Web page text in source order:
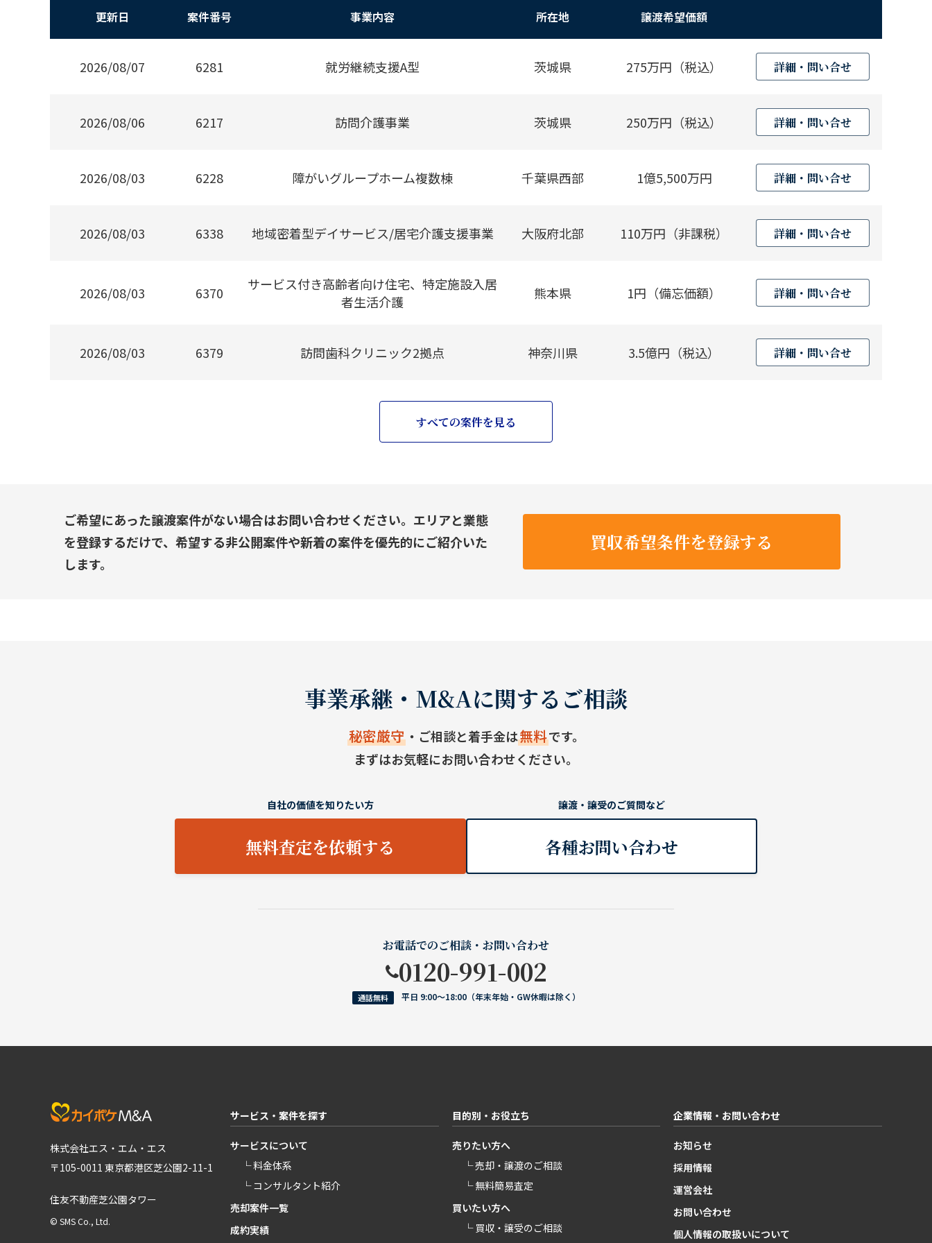
更新日 案件番号 事業内容 所在地 譲渡希望価額
2026/08/07 6281 就労継続支援A型 茨城県 275万円（税込） 詳細・問い合せ
2026/08/06 6217 訪問介護事業 茨城県 250万円（税込） 詳細・問い合せ
2026/08/03 6228 障がいグループホーム複数棟 千葉県西部 1億5,500万円 詳細・問い合せ
2026/08/03 6338 地域密着型デイサービス/居宅介護支援事業 大阪府北部 110万円（非課税） 詳細・問い合せ
2026/08/03 6370
サービス付き高齢者向け住宅、特定施設入居
者生活介護
熊本県 1円（備忘価額） 詳細・問い合せ
2026/08/03 6379 訪問歯科クリニック2拠点 神奈川県 3.5億円（税込） 詳細・問い合せ
すべての案件を見る
ご希望にあった譲渡案件がない場合はお問い合わせください。エリアと業態
を登録するだけで、希望する非公開案件や新着の案件を優先的にご紹介いた
します。
買収希望条件を登録する
事業承継・M&Aに関するご相談
秘密厳守 ・ご相談と着手金は無料です。
まずはお気軽にお問い合わせください。
自社の価値を知りたい方
無料査定を依頼する
譲渡・譲受のご質問など
各種お問い合わせ
お電話でのご相談・お問い合わせ
0120-991-002
通話無料 平日 9:00〜18:00（年末年始・GW休暇は除く）
株式会社エス・エム・エス
〒105-0011 東京都港区芝公園2-11-1
住友不動産芝公園タワー
© SMS Co., Ltd.
サービス・案件を探す
サービスについて
└ 料金体系
└ コンサルタント紹介
売却案件一覧
成約実績
目的別・お役立ち
売りたい方へ
└ 売却・譲渡のご相談
└ 無料簡易査定
買いたい方へ
└ 買収・譲受のご相談
企業情報・お問い合わせ
お知らせ
採用情報
運営会社
お問い合わせ
個人情報の取扱いについて